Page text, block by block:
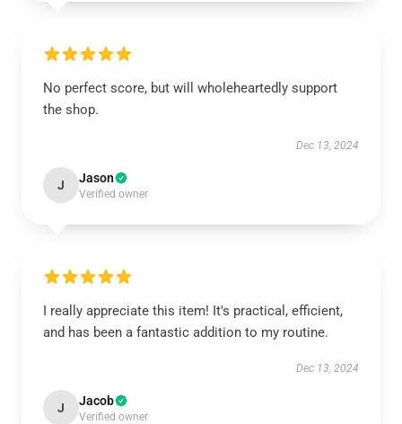
No perfect score, but will wholeheartedly support
the shop.
Dec 13, 2024
J Jason
Verified owner
I really appreciate this item! It's practical, efficient,
and has been a fantastic addition to my routine.
Dec 13, 2024
J Jacob
Verified owner